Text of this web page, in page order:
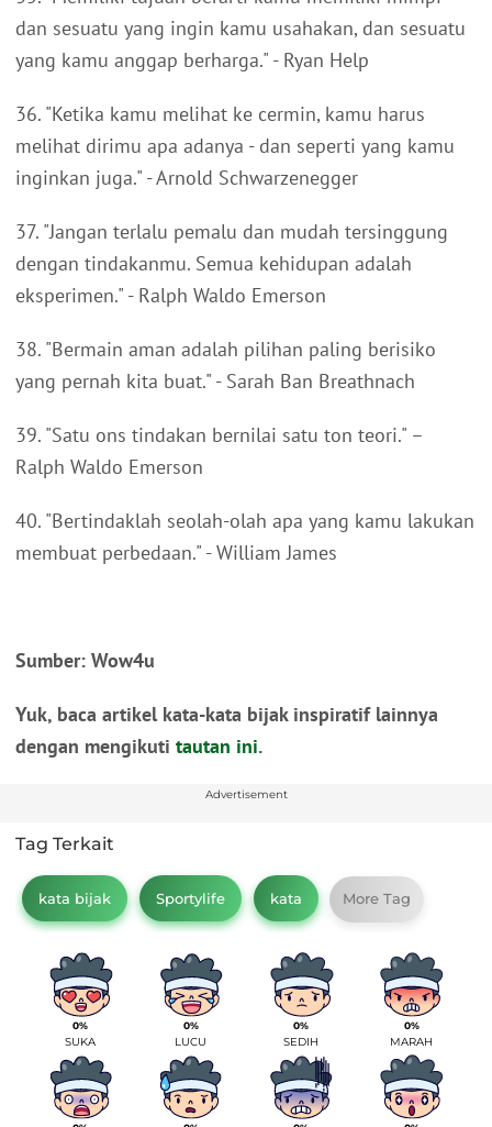
dan sesuatu yang ingin kamu usahakan, dan sesuatu
yang kamu anggap berharga." - Ryan Help
36. "Ketika kamu melihat ke cermin, kamu harus
melihat dirimu apa adanya - dan seperti yang kamu
inginkan juga." - Arnold Schwarzenegger
37. "Jangan terlalu pemalu dan mudah tersinggung
dengan tindakanmu. Semua kehidupan adalah
eksperimen." - Ralph Waldo Emerson
38. "Bermain aman adalah pilihan paling berisiko
yang pernah kita buat." - Sarah Ban Breathnach
39. "Satu ons tindakan bernilai satu ton teori." –
Ralph Waldo Emerson
40. "Bertindaklah seolah-olah apa yang kamu lakukan
membuat perbedaan." - William James
Sumber: Wow4u
Yuk, baca artikel kata-kata bijak inspiratif lainnya
dengan mengikuti tautan ini.
Advertisement
Tag Terkait
kata bijak Sportylife kata More Tag
0%
SUKA
0%
LUCU
0%
SEDIH
0%
MARAH